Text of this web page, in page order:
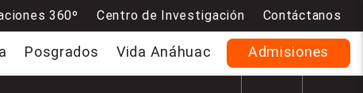
Contáctanos
Centro de Investigación
360º
Posgrados Vida Anáhuac Admisiones